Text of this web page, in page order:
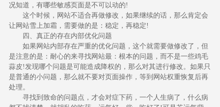
况知道，有哪些敏感页面是不可以动的!
这个时候，网站不适合再做修改，如果继续的话，那么肯定会
让网站雪上加霜，需要做的是：稳定，再稳定!
四、真正的存在内部优化问题
如果网站内部存在严重的优化问题，这个就需要做修改了，但
是注意的是：耐心的来寻找网站最：根本的问题，而不是一些鸡毛
蒜皮!发现哪个问题是可能造成降权的，那么对其进行修改。如果只
是普通的小问题，那么就不要对页面操作，等到网站权重恢复后再
处理。
寻找到致命的问题点，才会对症下药，一个人生病了，什么病